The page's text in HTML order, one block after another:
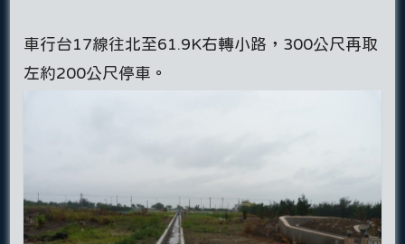
車行台17線往北至61.9K右轉小路，300公尺再取
左約200公尺停車。